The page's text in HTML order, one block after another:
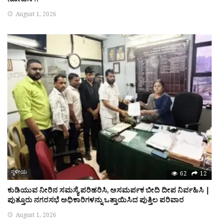
August 1, 2026
ಸ್ಥಳೀಯ 62 12
ಕುಡಿಯುವ ನೀರಿನ ಸಮಸ್ಯೆ ಪರಿಹರಿಸಿ, ಅಸಮರ್ಪಕ ಬೀದಿ ದೀಪ ನಿರ್ವಹಿಸಿ |
ಪುತ್ತೂರು ನಗರಸಭೆ ಅಧಿಕಾರಿಗಳನ್ನು ಒತ್ತಾಯಿಸಿದ ಪುತ್ತಿಲ ಪರಿವಾರ
August 1, 2026